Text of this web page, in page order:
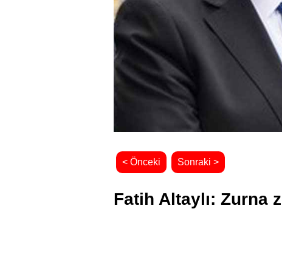
< Önceki Sonraki >
Fatih Altaylı: Zurna